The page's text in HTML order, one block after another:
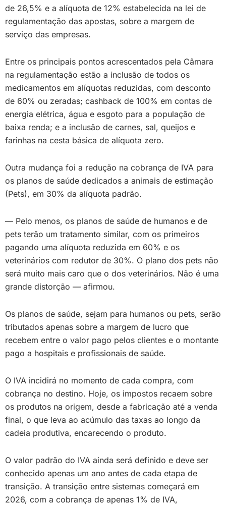
de 26,5% e a alíquota de 12% estabelecida na lei de
regulamentação das apostas, sobre a margem de
serviço das empresas.
Entre os principais pontos acrescentados pela Câmara
na regulamentação estão a inclusão de todos os
medicamentos em alíquotas reduzidas, com desconto
de 60% ou zeradas; cashback de 100% em contas de
energia elétrica, água e esgoto para a população de
baixa renda; e a inclusão de carnes, sal, queijos e
farinhas na cesta básica de alíquota zero.
Outra mudança foi a redução na cobrança de IVA para
os planos de saúde dedicados a animais de estimação
(Pets), em 30% da alíquota padrão.
— Pelo menos, os planos de saúde de humanos e de
pets terão um tratamento similar, com os primeiros
pagando uma alíquota reduzida em 60% e os
veterinários com redutor de 30%. O plano dos pets não
será muito mais caro que o dos veterinários. Não é uma
grande distorção — afirmou.
Os planos de saúde, sejam para humanos ou pets, serão
tributados apenas sobre a margem de lucro que
recebem entre o valor pago pelos clientes e o montante
pago a hospitais e profissionais de saúde.
O IVA incidirá no momento de cada compra, com
cobrança no destino. Hoje, os impostos recaem sobre
os produtos na origem, desde a fabricação até a venda
final, o que leva ao acúmulo das taxas ao longo da
cadeia produtiva, encarecendo o produto.
O valor padrão do IVA ainda será definido e deve ser
conhecido apenas um ano antes de cada etapa de
transição. A transição entre sistemas começará em
2026, com a cobrança de apenas 1% de IVA,